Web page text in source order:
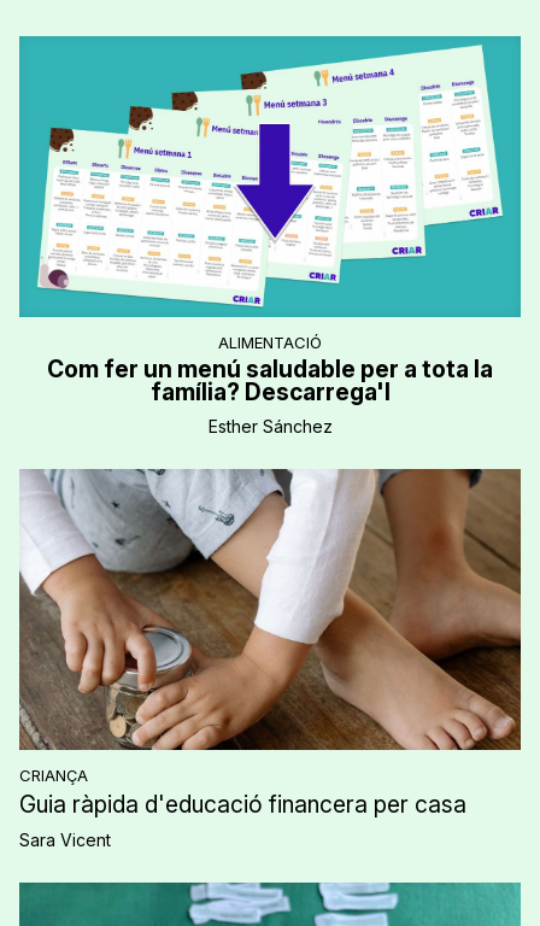
CRIANÇA
Guia ràpida d'educació financera per casa
Sara Vicent
ALIMENTACIÓ
Com fer un menú saludable per a tota la
família? Descarrega'l
Esther Sánchez